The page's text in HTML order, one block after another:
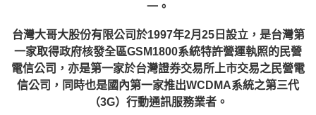
一。
台灣大哥大股份有限公司於1997年2月25日設立，是台灣第
一家取得政府核發全區GSM1800系統特許營運執照的民營
電信公司，亦是第一家於台灣證券交易所上市交易之民營電
信公司，同時也是國內第一家推出WCDMA系統之第三代
（3G）行動通訊服務業者。